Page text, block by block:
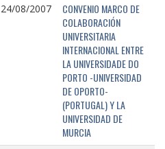
24/08/2007
CONVENIO MARCO DE
COLABORACIÓN
UNIVERSITARIA
INTERNACIONAL ENTRE
LA UNIVERSIDADE DO
PORTO -UNIVERSIDAD
DE OPORTO-
(PORTUGAL) Y LA
UNIVERSIDAD DE
MURCIA